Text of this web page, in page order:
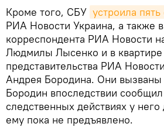
Кроме того, СБУ устроила
РИА Новости Украина, а также
корреспондента РИА Новости
Людмилы Лысенко и в квартире
представительства РИА
Андрея Бородина. Они вызваны
Бородин впоследствии
следственных действиях у
ему пока не предъявлено.